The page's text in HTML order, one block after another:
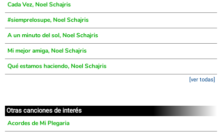
Cada Vez, Noel Schajris
#siemprelosupe, Noel Schajris
A un minuto del sol, Noel Schajris
Mi mejor amiga, Noel Schajris
Qué estamos haciendo, Noel Schajris
[ver todas]
Otras canciones de interés
Acordes de Mi Plegaria